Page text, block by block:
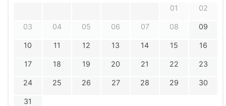
01 02
03 04 05 06 07 08 09
10 11 12 13 14 15 16
17 18 19 20 21 22 23
24 25 26 27 28 29 30
31